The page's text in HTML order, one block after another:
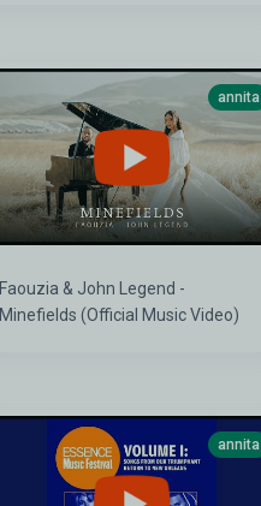
annita
Faouzia & John Legend -
Minefields (Official Music Video)
annita